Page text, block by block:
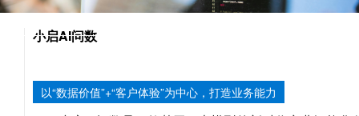
小启AI问数
以“数据价值”+“客户体验”为中心，打造业务能力